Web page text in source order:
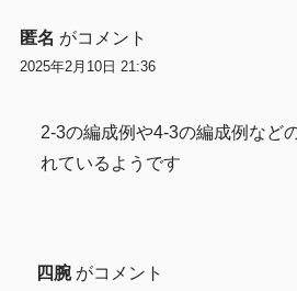
匿名 がコメント
2025年2月10日 21:36
2-3の編成例や4-3の編成例など
れているようです
四腕 がコメント